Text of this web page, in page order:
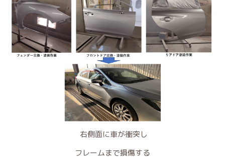
右側面に車が衝突し
フレームまで損傷する